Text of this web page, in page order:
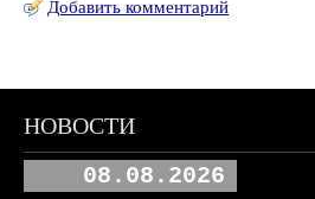
Добавить комментарий
НОВОСТИ
08.08.2026